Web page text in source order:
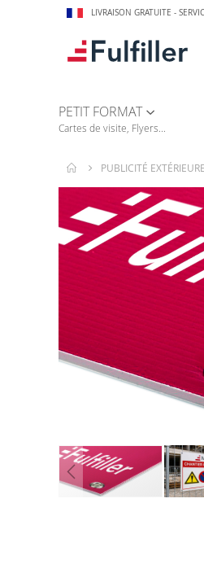
LIVRAISON GRATUITE -
PETIT FORMAT
Cartes de visite, Flyers...
PUBLICITÉ EXTÉRIEURE